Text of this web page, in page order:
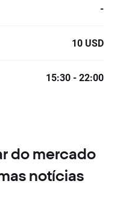
-
10 USD
15:30 - 22:00
do mercado
notícias